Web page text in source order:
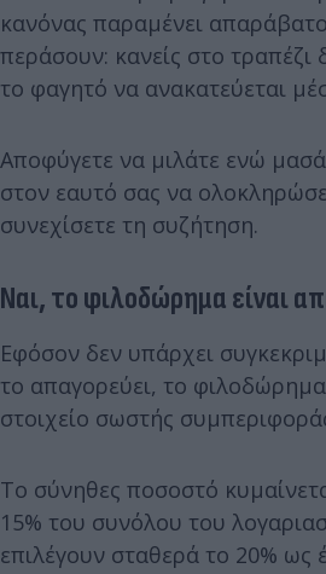
κανόνας παραμένει
περάσουν: κανείς στο τραπέζι
το φαγητό να ανακατεύεται
Αποφύγετε να μιλάτε ενώ
στον εαυτό σας να
συνεχίσετε τη συζήτηση.
Ναι, το φιλοδώρημα είναι
Εφόσον δεν υπάρχει
το απαγορεύει, το
στοιχείο σωστής
Το σύνηθες ποσοστό
15% του συνόλου του
επιλέγουν σταθερά το 20% ως